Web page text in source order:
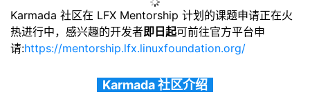
坛
圈
的
我
的
我
技
的
Karmada 社区在 LFX Mentorship 计划的课题申请正在火
热进行中，感兴趣的开发者即日起可前往官方平台申
请:https://mentorship.lfx.linuxfoundation.org/
Karmada 社区介绍